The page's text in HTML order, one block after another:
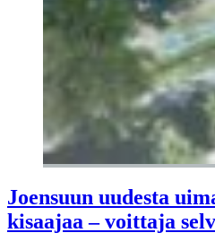
Joensuun uudesta
kisaajaa – voittaja